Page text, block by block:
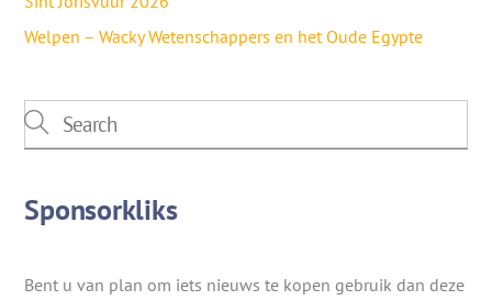
Welpen – Wacky Wetenschappers en het Oude Egypte
Sponsorkliks
Bent u van plan om iets nieuws te kopen gebruik dan deze